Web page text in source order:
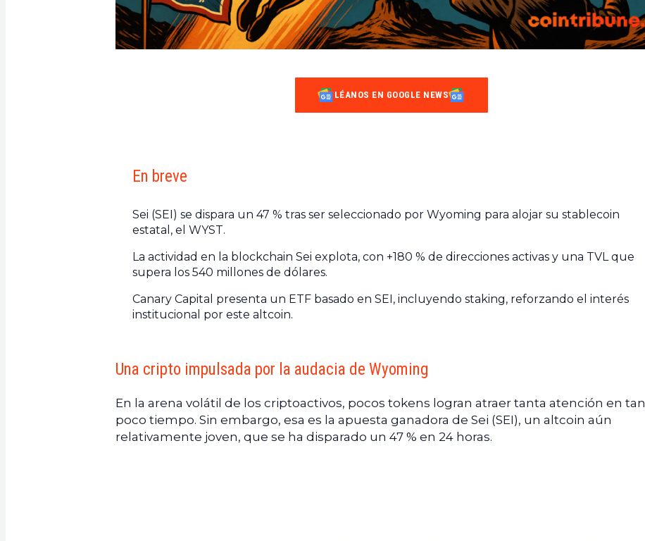
LÉANOS EN GOOGLE NEWS
En breve
Sei (SEI) se dispara un 47 % tras ser seleccionado por Wyoming para alojar su stablecoin
estatal, el WYST.
La actividad en la blockchain Sei explota, con +180 % de direcciones activas y una TVL que
supera los 540 millones de dólares.
Canary Capital presenta un ETF basado en SEI, incluyendo staking, reforzando el interés
institucional por este altcoin.
Una cripto impulsada por la audacia de Wyoming
En la arena volátil de los criptoactivos, pocos tokens logran atraer tanta atención en tan
poco tiempo. Sin embargo, esa es la apuesta ganadora de Sei (SEI), un altcoin aún
relativamente joven, que se ha disparado un 47 % en 24 horas.